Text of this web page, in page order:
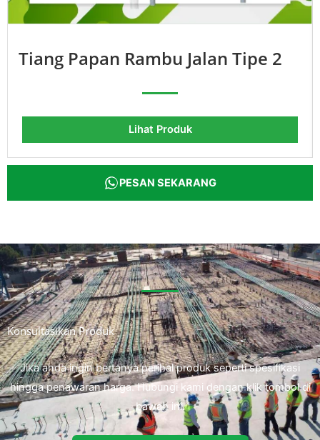
Tiang Papan Rambu Jalan Tipe 2
Lihat Produk
PESAN SEKARANG
Konsultasikan Produk
Jika anda ingin bertanya perihal produk seperti spesifikasi
hingga penawaran harga. Hubungi kami dengan klik tombol di
bawah ini.